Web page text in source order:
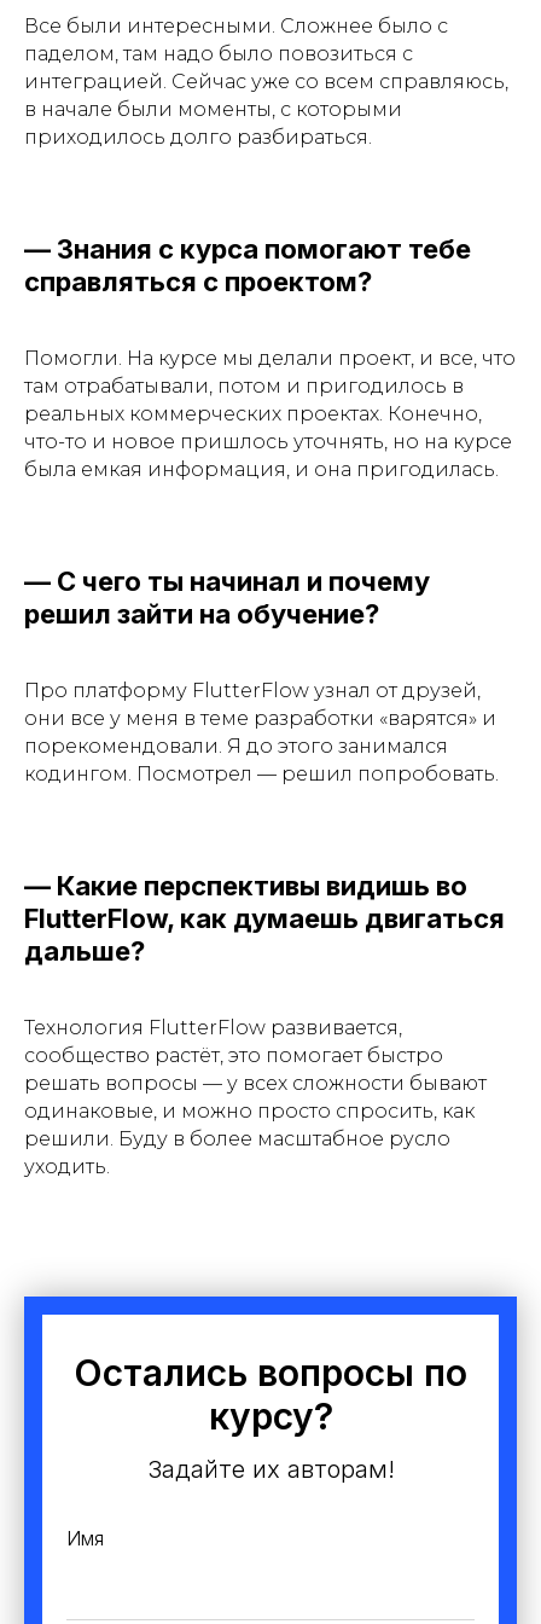
Все были интересными. Сложнее было с
паделом, там надо было повозиться с
интеграцией. Сейчас уже со всем справляюсь,
в начале были моменты, с которыми
приходилось долго разбираться.
— Знания с курса помогают тебе
справляться с проектом?
Помогли. На курсе мы делали проект, и все, что
там отрабатывали, потом и пригодилось в
реальных коммерческих проектах. Конечно,
что-то и новое пришлось уточнять, но на курсе
была емкая информация, и она пригодилась.
— С чего ты начинал и почему
решил зайти на обучение?
Про платформу FlutterFlow узнал от друзей,
они все у меня в теме разработки «варятся» и
порекомендовали. Я до этого занимался
кодингом. Посмотрел — решил попробовать.
— Какие перспективы видишь во
FlutterFlow, как думаешь двигаться
дальше?
Технология FlutterFlow развивается,
сообщество растёт, это помогает быстро
решать вопросы — у всех сложности бывают
одинаковые, и можно просто спросить, как
решили. Буду в более масштабное русло
уходить.
Остались вопросы по
курсу?
Задайте их авторам!
Имя